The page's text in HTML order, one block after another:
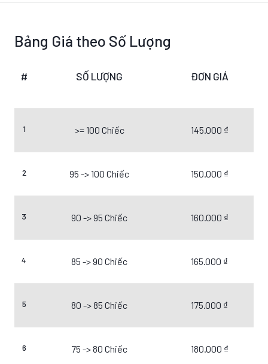
Bảng Giá theo Số Lượng
# SỐ LƯỢNG ĐƠN GIÁ
1 >= 100 Chiếc 145.000 ₫
2 95 -> 100 Chiếc 150.000 ₫
3 90 -> 95 Chiếc 160.000 ₫
4 85 -> 90 Chiếc 165.000 ₫
5 80 -> 85 Chiếc 175.000 ₫
6 75 -> 80 Chiếc 180.000 ₫